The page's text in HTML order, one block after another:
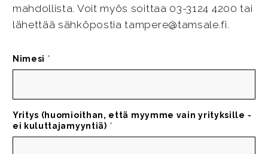
mahdollista. Voit myös soittaa 03-3124 4200 tai
lähettää sähköpostia tampere@tamsale.fi.
Nimesi *
Yritys (huomioithan, että myymme vain yrityksille -
ei kuluttajamyyntiä) *